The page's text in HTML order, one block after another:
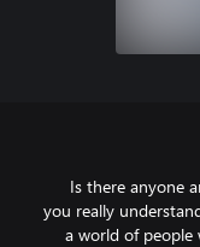
Is there anyone
you really
a world of people